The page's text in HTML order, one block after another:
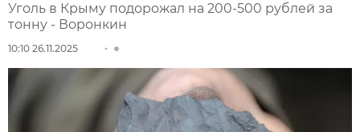
Уголь в Крыму подорожал на 200-500 рублей за
тонну - Воронкин
10:10 26.11.2025